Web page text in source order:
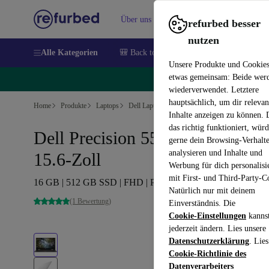
refurbed besser
nutzen
Unsere Produkte und
etwas gemeinsam: Beide
wiederverwendet. Letztere
hauptsächlich, um dir
Inhalte anzeigen zu können.
das richtig funktioniert,
gerne dein Browsing-
analysieren und Inhalte und
Werbung für dich
mit First- und Third-Party-
Natürlich nur mit deinem
Einverständnis. Die
Cookie-Einstellungen
jederzeit ändern. Lies unsere
Datenschutzerklärung.
Cookie-Richtlinie des
Datenverarbeiters
Über uns Verkaufen Hilfe
Alle Kategorien 🎒 Back to school
Home Produkte Laptops Dell Laptops
Dell Precision 5530 | E-2176M |
15.6-Zoll
16 GB | 512 GB SSD | FHD | P1000 | Win 11 Home | ES
(1 Bewertung)